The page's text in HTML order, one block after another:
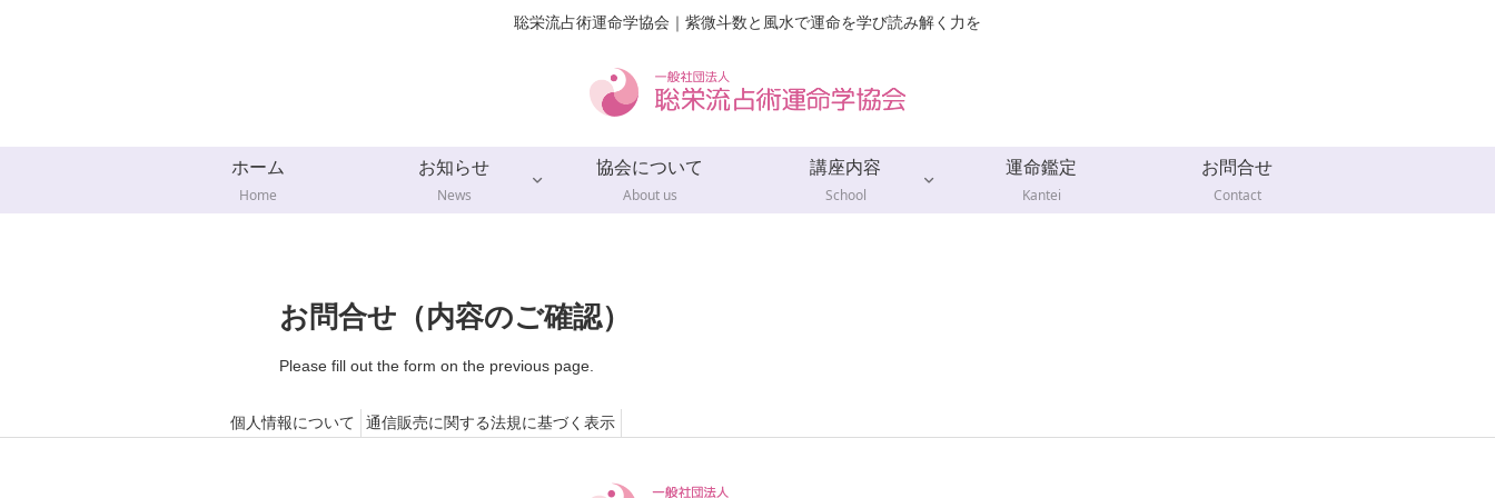
聡栄流占術運命学協会｜紫微斗数と風水で運命を学び読み解く力を
ホーム
Home
お知らせ
News
協会について
About us
講座内容
School
運命鑑定
Kantei
お問合せ
Contact
お問合せ（内容のご確認）
Please fill out the form on the previous page.
個人情報について 通信販売に関する法規に基づく表示